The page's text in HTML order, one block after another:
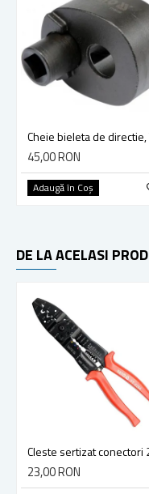
45,00 RON
Adaugă în Coş
DE LA ACELASI
23,00 RON